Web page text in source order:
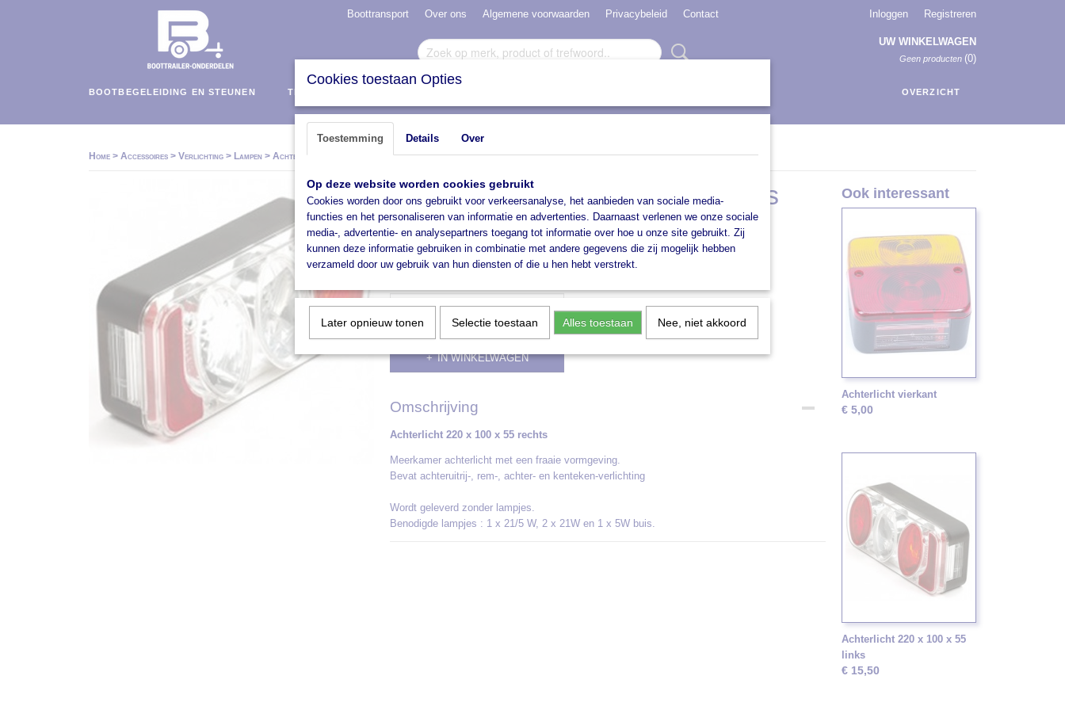
Boottransport Over ons Algemene voorwaarden Privacybeleid Contact Inloggen Registreren
UW WINKELWAGEN
Geen producten (0)
OVERZICHT
BOOTBEGELEIDING EN STEUNEN TRAILERS EN VERHUUR
Home > Accessoires > Verlichting > Lampen > Achterlichten >Achterlicht 220 x 100 x 55 rechts
Achterlicht 220 x 100 x 55 rechts
€ 15,50 (inclusief btw 21%)
Op voorraad
IN WINKELWAGEN
Omschrijving
Achterlicht 220 x 100 x 55 rechts
Meerkamer achterlicht met een fraaie vormgeving.
Bevat achteruitrij-, rem-, achter- en kenteken-verlichting
Wordt geleverd zonder lampjes.
Benodigde lampjes : 1 x 21/5 W, 2 x 21W en 1 x 5W buis.
Ook interessant
Achterlicht vierkant
€ 5,00
Achterlicht 220 x 100 x 55
links
€ 15,50
Cookies toestaan Opties
Toestemming Details Over
Op deze website worden cookies gebruikt
Cookies worden door ons gebruikt voor verkeersanalyse, het aanbieden van sociale media-
functies en het personaliseren van informatie en advertenties. Daarnaast verlenen we onze sociale
media-, advertentie- en analysepartners toegang tot informatie over hoe u onze site gebruikt. Zij
kunnen deze informatie gebruiken in combinatie met andere gegevens die zij mogelijk hebben
verzameld door uw gebruik van hun diensten of die u hen hebt verstrekt.
Later opnieuw tonen Selectie toestaan Alles toestaan Nee, niet akkoord